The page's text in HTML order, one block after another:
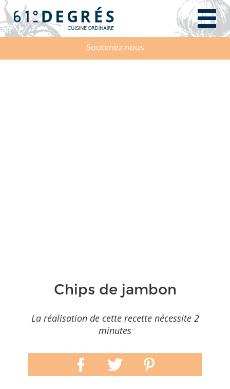
Soutenez-nous
Chips de jambon
La réalisation de cette recette nécessite 2
minutes